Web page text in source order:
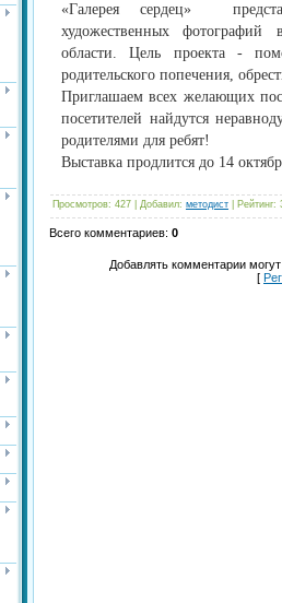
«Галерея сердец»
художественных фотографий
области. Цель проекта -
родительского попечения,
Приглашаем всех желающих
посетителей найдутся
родителями для ребят!
Выставка продлится до 14
Просмотров: 427 Добавил: методист Рейтинг:
Всего комментариев: 0
Добавлять комментарии
[